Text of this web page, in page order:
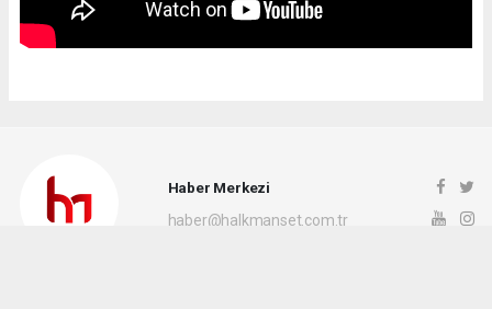
Haber Merkezi
haber@halkmanset.com.tr